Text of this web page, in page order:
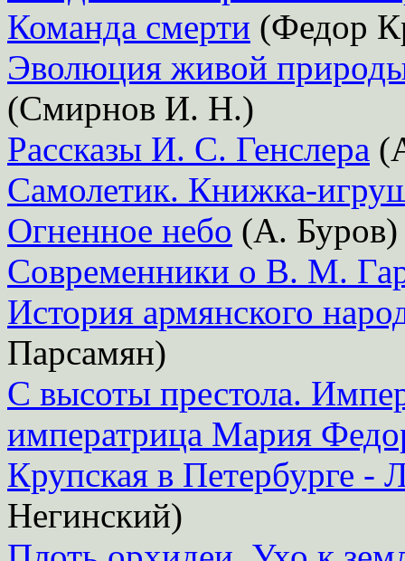
Команда смерти (Федор
Эволюция живой природы
(Смирнов И. Н.)
Рассказы И. С. Генслера
Самолетик. Книжка-
Огненное небо (А. Буров)
Современники о В. М.
История армянского
Парсамян)
С высоты престола.
императрица Мария
Крупская в Петербурге -
Негинский)